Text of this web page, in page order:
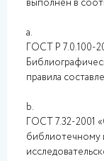
выполнен в
a.
ГОСТ Р 7.0.100-
правила
b.
ГОСТ 7.32-2001
библиотечному